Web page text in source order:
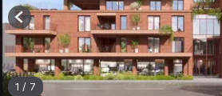
1 / 7
Previous